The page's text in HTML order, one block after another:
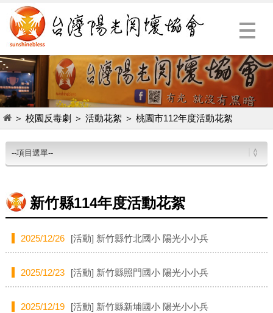
Menu
＞ 校園反毒劇 ＞ 活動花絮 ＞ 桃園市112年度活動花絮
新竹縣114年度活動花絮
2025/12/26 [活動] 新竹縣竹北國小 陽光小小兵
2025/12/23 [活動] 新竹縣照門國小 陽光小小兵
2025/12/19 [活動] 新竹縣新埔國小 陽光小小兵